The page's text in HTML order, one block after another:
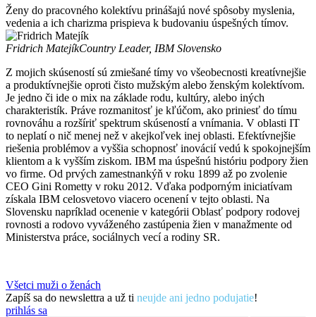
Ženy do pracovného kolektívu prinášajú nové spôsoby myslenia,
vedenia a ich charizma prispieva k budovaniu úspešných tímov.
Fridrich MatejíkCountry Leader, IBM Slovensko
Z mojich skúseností sú zmiešané tímy vo všeobecnosti kreatívnejšie
a produktívnejšie oproti čisto mužským alebo ženským kolektívom.
Je jedno či ide o mix na základe rodu, kultúry, alebo iných
charakteristík. Práve rozmanitosť je kľúčom, ako priniesť do tímu
rovnováhu a rozšíriť spektrum skúseností a vnímania. V oblasti IT
to neplatí o nič menej než v akejkoľvek inej oblasti. Efektívnejšie
riešenia problémov a vyššia schopnosť inovácií vedú k spokojnejším
klientom a k vyšším ziskom. IBM ma úspešnú históriu podpory žien
vo firme. Od prvých zamestnankýň v roku 1899 až po zvolenie
CEO Gini Rometty v roku 2012. Vďaka podporným iniciatívam
získala IBM celosvetovo viacero ocenení v tejto oblasti. Na
Slovensku napríklad ocenenie v kategórii Oblasť podpory rodovej
rovnosti a rodovo vyváženého zastúpenia žien v manažmente od
Ministerstva práce, sociálnych vecí a rodiny SR.
Všetci muži o ženách
Zapíš sa do newslettra a už ti neujde ani jedno podujatie!
prihlás sa